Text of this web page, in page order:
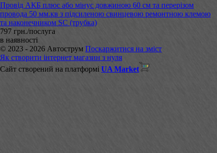
Провід АКБ плюс або мінус довжиною 60 см та перерізом
провода 50 мм.кв з підсиленою свинцевою ремонтною клемою
та наконечником SC (трубка)
797 грн./послуга
в наявності
© 2023 - 2026 Автострум Поскаржитися на зміст
Як створити інтернет магазин з нуля
Сайт створений на платформі UA Market